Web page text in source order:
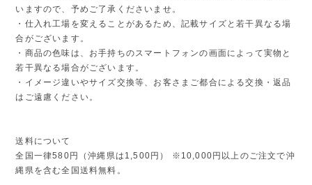
いますので、予めご了承くださいませ。
・仕入れ工場を変えることがあるため、記載サイズと若干異なる場
合がございます。
・商品の色味は、お手持ちのスマートフォンの画面によって実物と
若干異なる場合がございます。
・イメージ違いやサイズ交換等、お客さまご都合による交換・返品
はご遠慮ください。
送料について
全国一律580円（沖縄県は1,500円） ※10,000円以上のご注文で沖
縄県を含む全国送料無料。